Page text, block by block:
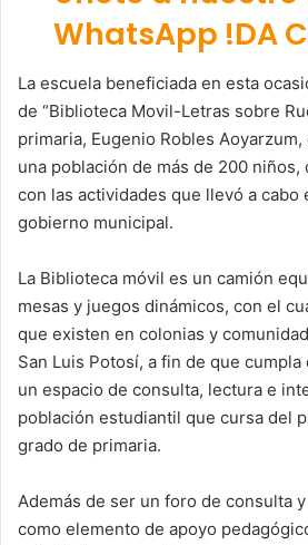
WhatsApp !DA
La escuela beneficiada en esta
de “Biblioteca Movil-Letras sobre
primaria, Eugenio Robles
una población de más de 200
con las actividades que llevó a cabo
gobierno municipal.
La Biblioteca móvil es un camión
mesas y juegos dinámicos, con el
que existen en colonias y
San Luis Potosí, a fin de que
un espacio de consulta, lectura e
población estudiantil que cursa del
grado de primaria.
Además de ser un foro de consulta
como elemento de apoyo